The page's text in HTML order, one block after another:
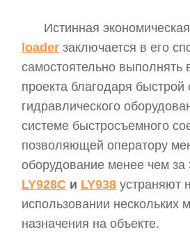
Истинная
loader заключается в его
самостоятельно выполнять
проекта благодаря быстрой
гидравлического
системе быстросъемного
позволяющей оператору
оборудование менее чем за
LY928C и LY938 устраняют
использовании нескольких
назначения на объекте.